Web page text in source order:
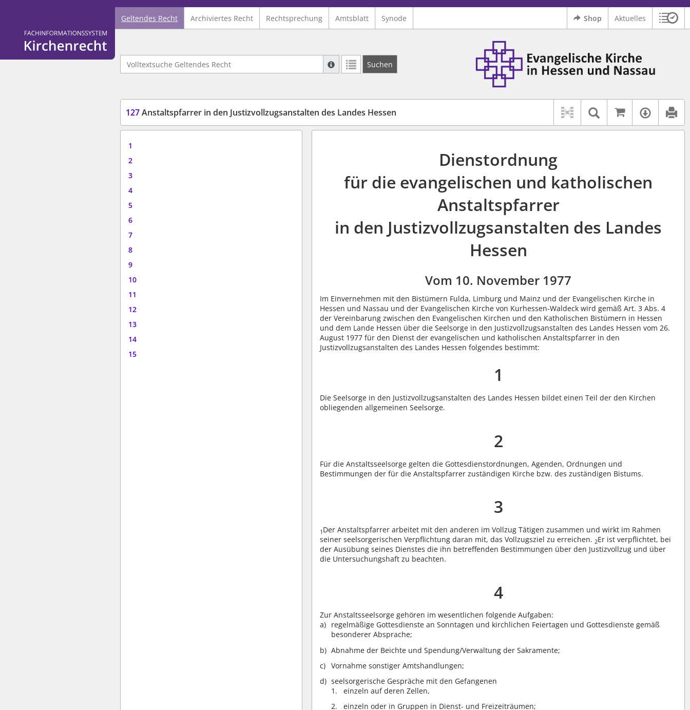
Logo Fachinformationssystem Kirchenrecht
Geltendes Recht Archiviertes Recht Rechtsprechung Amtsblatt Synode Shop Aktuelles
Volltextsuche Geltendes Recht
Suche mit Platzhalter "*", Bsp. Pfarrer*, findet auch: "Pfarrerinitiative" oder "Pfarrerausschuss".
Weitere Suchoperatoren finden Sie in unserer Hilfe.
Suchen
Logo Ev. Kirche in Hessen und Nassau
127Anstaltspfarrer in den Justizvollzugsanstalten des Landes Hessen Textsuche im
Auf
1
2
3
4
5
6
7
8
9
10
11
12
13
14
15
Dienstordnung
für die evangelischen und katholischen
Anstaltspfarrer
in den Justizvollzugsanstalten des Landes
Hessen
Vom 10. November 1977
Im Einvernehmen mit den Bistümern Fulda, Limburg und Mainz und der Evangelischen Kirche in
Hessen und Nassau und der Evangelischen Kirche von Kurhessen-Waldeck wird gemäß Art. 3 Abs. 4
der Vereinbarung zwischen den Evangelischen Kirchen und den Katholischen Bistümern in Hessen
und dem Lande Hessen über die Seelsorge in den Justizvollzugsanstalten des Landes Hessen vom 26.
August 1977 für den Dienst der evangelischen und katholischen Anstaltspfarrer in den
Justizvollzugsanstalten des Landes Hessen folgendes bestimmt:
1
Die Seelsorge in den Justizvollzugsanstalten des Landes Hessen bildet einen Teil der den Kirchen
obliegenden allgemeinen Seelsorge.
2
Für die Anstaltsseelsorge gelten die Gottesdienstordnungen, Agenden, Ordnungen und
Bestimmungen der für die Anstaltspfarrer zuständigen Kirche bzw. des zuständigen Bistums.
3
1 Der Anstaltspfarrer arbeitet mit den anderen im Vollzug Tätigen zusammen und wirkt im Rahmen
seiner seelsorgerischen Verpflichtung daran mit, das Vollzugsziel zu erreichen. 2Er ist verpflichtet, bei
der Ausübung seines Dienstes die ihn betreffenden Bestimmungen über den Justizvollzug und über
die Untersuchungshaft zu beachten.
4
Zur Anstaltsseelsorge gehören im wesentlichen folgende Aufgaben:
regelmäßige Gottesdienste an Sonntagen und kirchlichen Feiertagen und Gottesdienste gemäß
besonderer Absprache;
Abnahme der Beichte und Spendung/Verwaltung der Sakramente;
Vornahme sonstiger Amtshandlungen;
seelsorgerische Gespräche mit den Gefangenen
einzeln auf deren Zellen,
einzeln oder in Gruppen in Dienst- und Freizeiträumen;